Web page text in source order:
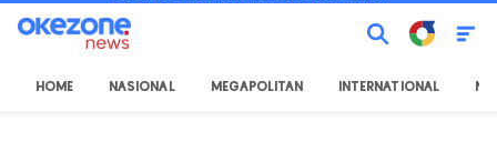
HOME NASIONAL MEGAPOLITAN INTERNATIONAL